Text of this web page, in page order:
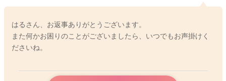
中にしっかりと入れることで、おっぱいを効率的に飲むことが
子さんもいらっしゃるのですが、もし気になる場合には、こま
めにゲップさせながら飲ませていただくと良いかもしれません
ね。
はるさん、お返事ありがとうございます。
また何かお困りのことがございましたら、いつでもお声掛けく
ださいね。